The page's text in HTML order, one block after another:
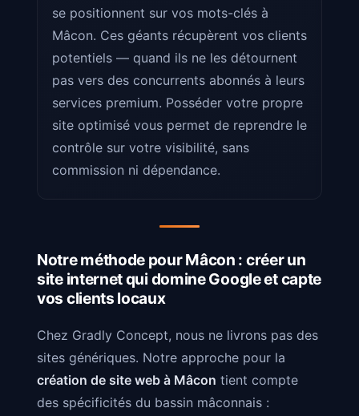
se positionnent sur vos mots-clés à
Mâcon. Ces géants récupèrent vos clients
potentiels — quand ils ne les détournent
pas vers des concurrents abonnés à leurs
services premium. Posséder votre propre
site optimisé vous permet de reprendre le
contrôle sur votre visibilité, sans
commission ni dépendance.
Notre méthode pour Mâcon : créer un
site internet qui domine Google et capte
vos clients locaux
Chez Gradly Concept, nous ne livrons pas des
sites génériques. Notre approche pour la
création de site web à Mâcon tient compte
des spécificités du bassin mâconnais :